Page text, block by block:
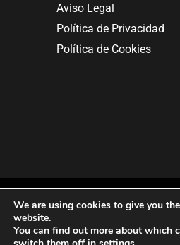
Aviso Legal
Política de Privacidad
Política de Cookies
Copyright © 2025. All
We are using cookies to give you
website.
You can find out more about which